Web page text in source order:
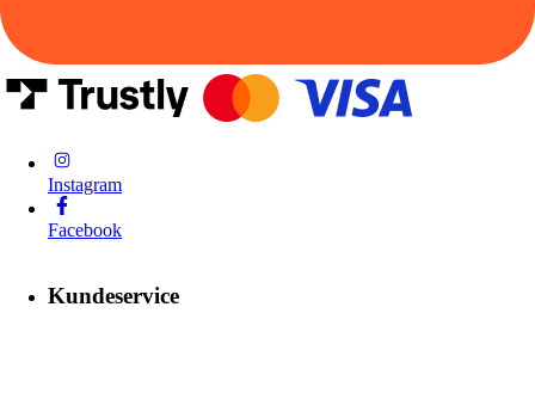
Instagram
Facebook
Kundeservice